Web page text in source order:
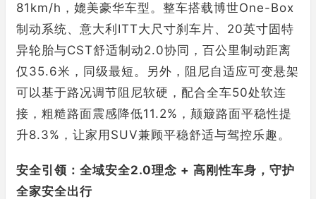
81km/h，媲美豪华车型。整车搭载博世One-Box
制动系统、意大利ITT大尺寸刹车片、20英寸固特
异轮胎与CST舒适制动2.0协同，百公里制动距离
仅35.6米，同级最短。另外，阻尼自适应可变悬架
可以基于路况调节阻尼软硬，配合全车50处软连
接，粗糙路面震感降低11.2%，颠簸路面平稳性提
升8.3%，让家用SUV兼顾平稳舒适与驾控乐趣。
安全引领：全域安全2.0理念 + 高刚性车身，守护
全家安全出行